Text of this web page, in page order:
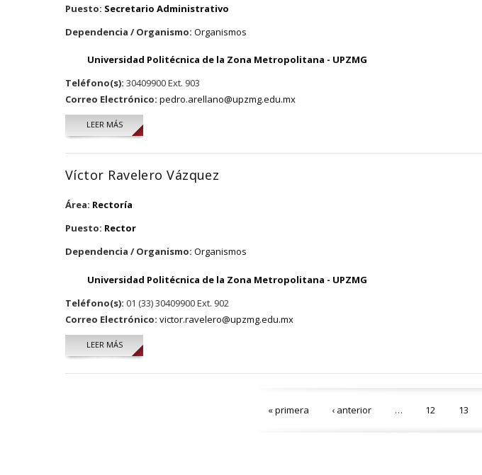
Puesto: Secretario Administrativo
Dependencia / Organismo: Organismos
Universidad Politécnica de la Zona Metropolitana - UPZMG
Teléfono(s): 30409900 Ext. 903
Correo Electrónico: pedro.arellano@upzmg.edu.mx
LEER MÁSSOBRE PEDRO OMAR ARELLANO VELÁZQUEZ
Víctor Ravelero Vázquez
Área: Rectoría
Puesto: Rector
Dependencia / Organismo: Organismos
Universidad Politécnica de la Zona Metropolitana - UPZMG
Teléfono(s): 01 (33) 30409900 Ext. 902
Correo Electrónico: victor.ravelero@upzmg.edu.mx
LEER MÁSSOBRE VÍCTOR RAVELERO VÁZQUEZ
« primera ‹ anterior … 12 13